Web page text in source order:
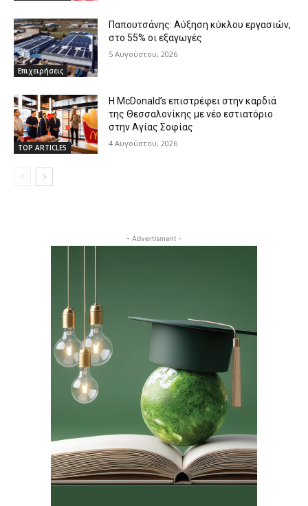
Επιχειρήσεις
Παπουτσάνης: Αύξηση κύκλου εργασιών,
στο 55% οι εξαγωγές
5 Αυγούστου, 2026
TOP ARTICLES
Η McDonald’s επιστρέφει στην καρδιά
της Θεσσαλονίκης με νέο εστιατόριο
στην Αγίας Σοφίας
4 Αυγούστου, 2026
- Advertisment -